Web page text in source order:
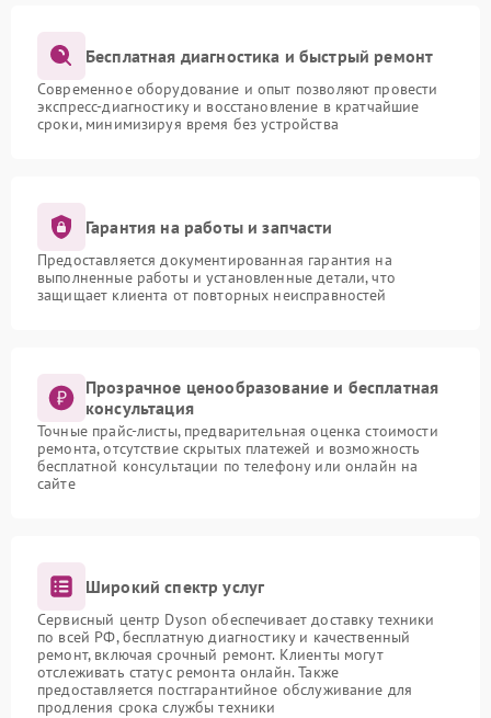
Бесплатная диагностика и быстрый ремонт
Современное оборудование и опыт позволяют провести
экспресс-диагностику и восстановление в кратчайшие
сроки, минимизируя время без устройства
Гарантия на работы и запчасти
Предоставляется документированная гарантия на
выполненные работы и установленные детали, что
защищает клиента от повторных неисправностей
Прозрачное ценообразование и бесплатная
консультация
Точные прайс-листы, предварительная оценка стоимости
ремонта, отсутствие скрытых платежей и возможность
бесплатной консультации по телефону или онлайн на
сайте
Широкий спектр услуг
Сервисный центр Dyson обеспечивает доставку техники
по всей РФ, бесплатную диагностику и качественный
ремонт, включая срочный ремонт. Клиенты могут
отслеживать статус ремонта онлайн. Также
предоставляется постгарантийное обслуживание для
продления срока службы техники